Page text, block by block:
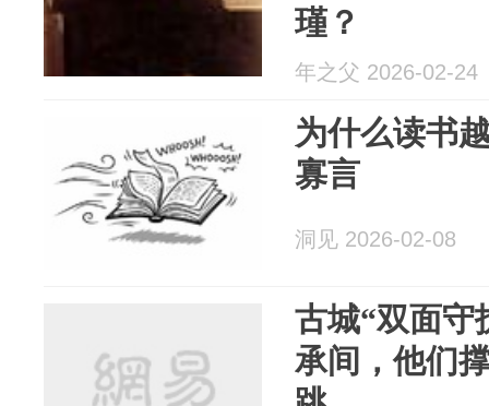
瑾？
年之父 2026-02-24
为什么读书
寡言
洞见 2026-02-08
古城“双面守
承间，他们